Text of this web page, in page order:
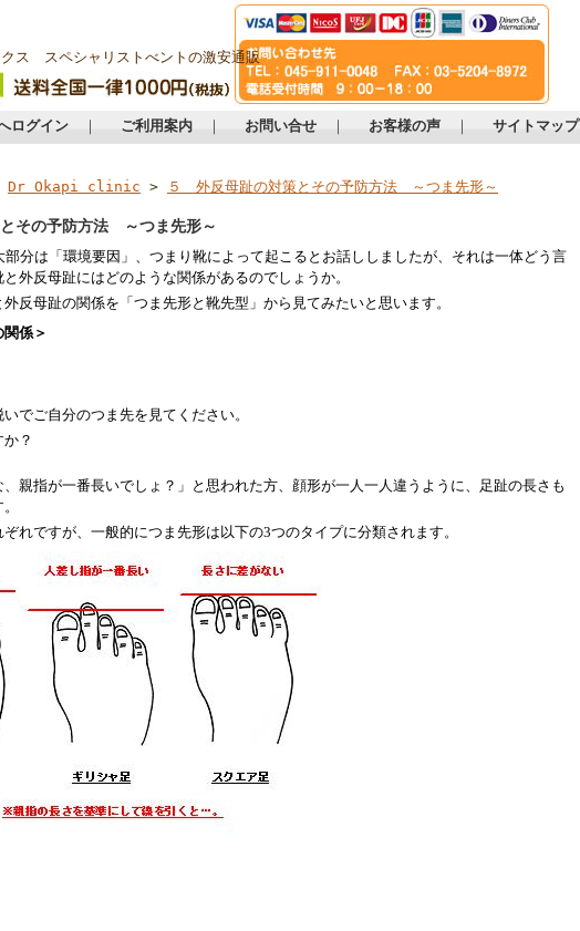
クス スペシャリストべントの激安通販
ログイン ｜ ご利用案内 ｜ お問い合せ ｜ お客様の声 ｜ サイトマップ
Dr Okapi clinic > ５ 外反母趾の対策とその予防方法 ～つま先形～
その予防方法 ～つま先形～
部分は「環境要因」、つまり靴によって起こるとお話ししましたが、それは一体どう言
外反母趾にはどのような関係があるのでしょうか。
反母趾の関係を「つま先形と靴先型」から見てみたいと思います。
係＞
でご自分のつま先を見てください。
？
親指が一番長いでしょ？」と思われた方、顔形が一人一人違うように、足趾の長さも
れですが、一般的につま先形は以下の3つのタイプに分類されます。